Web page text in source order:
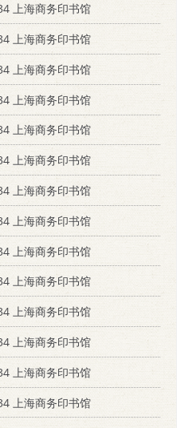
上海商务印书馆
上海商务印书馆
上海商务印书馆
上海商务印书馆
上海商务印书馆
上海商务印书馆
上海商务印书馆
上海商务印书馆
上海商务印书馆
上海商务印书馆
上海商务印书馆
上海商务印书馆
上海商务印书馆
上海商务印书馆